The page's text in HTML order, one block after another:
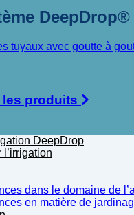
tuyaux avec goutte à
les produits
DeepDrop
dans le domaine de
en matière de